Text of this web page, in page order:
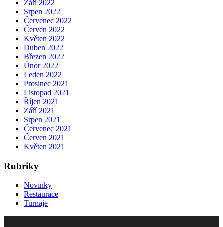
Září 2022
Srpen 2022
Červenec 2022
Červen 2022
Květen 2022
Duben 2022
Březen 2022
Únor 2022
Leden 2022
Prosinec 2021
Listopad 2021
Říjen 2021
Září 2021
Srpen 2021
Červenec 2021
Červen 2021
Květen 2021
Rubriky
Novinky
Restaurace
Turnaje